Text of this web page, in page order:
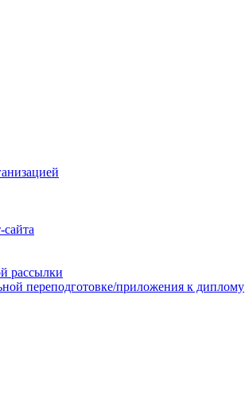
рассылки
переподготовке/приложения к диплому